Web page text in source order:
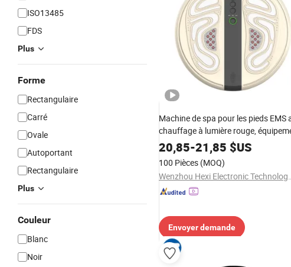
ISO13485
FDS
Plus
Forme
Rectangulaire
Carré
Ovale
Autoportant
Rectangulaire
Plus
Couleur
Blanc
Noir
Machine de spa pour les pieds EMS
chauffage à lumière rouge,
de massage pour le modelage du
20,85-21,85 $US
100 Pièces (MOQ)
Wenzhou
Envoyer demande